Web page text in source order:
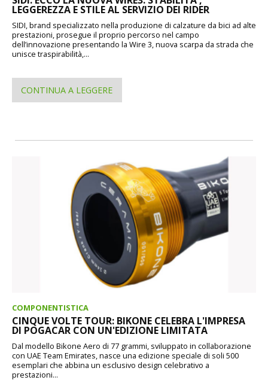
LEGGEREZZA E STILE AL SERVIZIO DEI RIDER
SIDI, brand specializzato nella produzione di calzature da bici ad alte
prestazioni, prosegue il proprio percorso nel campo
dell’innovazione presentando la Wire 3, nuova scarpa da strada che
unisce traspirabilità,...
CONTINUA A LEGGERE
COMPONENTISTICA
CINQUE VOLTE TOUR: BIKONE CELEBRA L'IMPRESA
DI POGACAR CON UN'EDIZIONE LIMITATA
Dal modello Bikone Aero di 77 grammi, sviluppato in collaborazione
con UAE Team Emirates, nasce una edizione speciale di soli 500
esemplari che abbina un esclusivo design celebrativo a
prestazioni...